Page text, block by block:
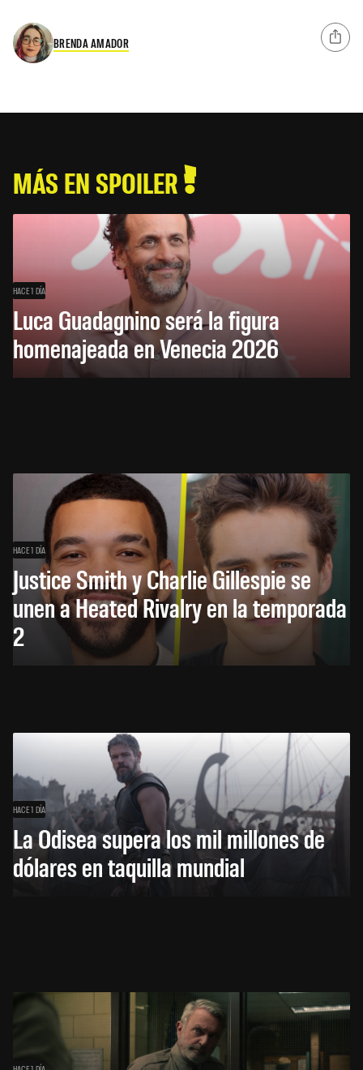
BRENDA AMADOR
MÁS EN SPOILER
HACE 1 DÍA
Luca Guadagnino será la figura
homenajeada en Venecia 2026
HACE 1 DÍA
Justice Smith y Charlie Gillespie se
unen a Heated Rivalry en la temporada
2
HACE 1 DÍA
La Odisea supera los mil millones de
dólares en taquilla mundial